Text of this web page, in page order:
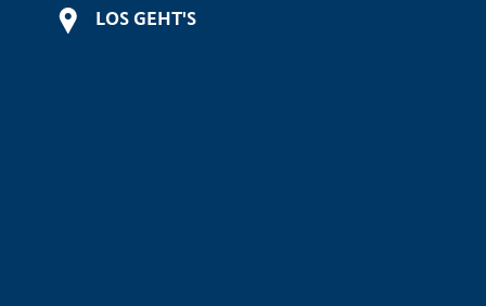
LOS GEHT'S